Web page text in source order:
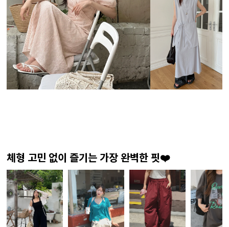
체형 고민 없이 즐기는 가장 완벽한 핏❤️